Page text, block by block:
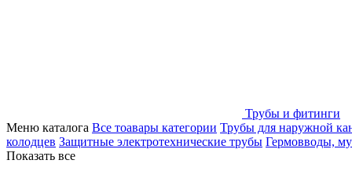
Трубы и фитинги
Меню каталога Все тоавары категории Трубы для наружной
колодцев Защитные электротехнические трубы Гермовводы,
Показать все